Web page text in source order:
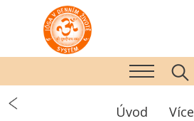
Úvod Více